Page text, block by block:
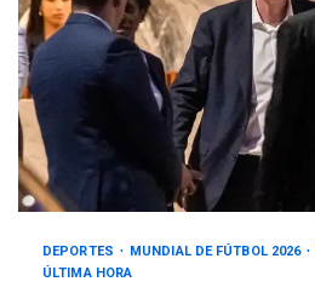
DEPORTES MUNDIAL DE FÚTBOL 2026
ÚLTIMA HORA